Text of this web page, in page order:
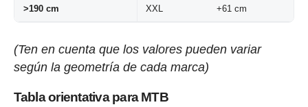
>190 cm XXL +61 cm
(Ten en cuenta que los valores pueden variar
según la geometría de cada marca)
Tabla orientativa para MTB